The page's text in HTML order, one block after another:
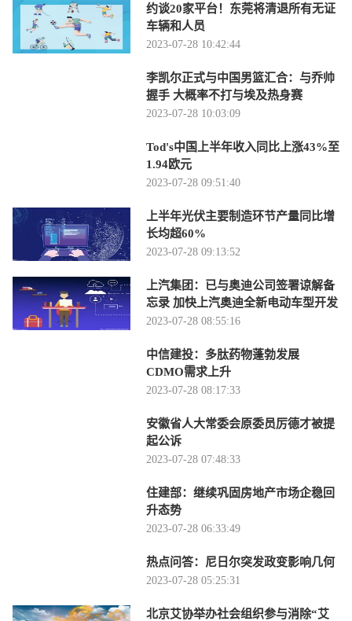
约谈20家平台！东莞将清退所有无证
车辆和人员
2023-07-28 10:42:44
李凯尔正式与中国男篮汇合：与乔帅
握手 大概率不打与埃及热身赛
2023-07-28 10:03:09
Tod's中国上半年收入同比上涨43%至
1.94欧元
2023-07-28 09:51:40
上半年光伏主要制造环节产量同比增
长均超60%
2023-07-28 09:13:52
上汽集团：已与奥迪公司签署谅解备
忘录 加快上汽奥迪全新电动车型开发
2023-07-28 08:55:16
中信建投：多肽药物蓬勃发展
CDMO需求上升
2023-07-28 08:17:33
安徽省人大常委会原委员厉德才被提
起公诉
2023-07-28 07:48:33
住建部：继续巩固房地产市场企稳回
升态势
2023-07-28 06:33:49
热点问答：尼日尔突发政变影响几何
2023-07-28 05:25:31
北京艾协举办社会组织参与消除“艾